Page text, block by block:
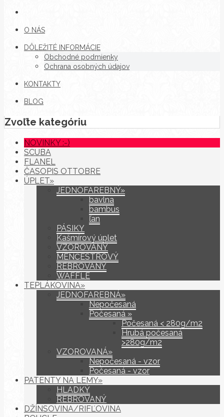
O NÁS
DÔLEŽITÉ INFORMÁCIE
Obchodné podmienky
Ochrana osobných údajov
KONTAKTY
BLOG
Zvoľte kategóriu
NOVINKY :-)
SCUBA
FLANEL
ČASOPIS OTTOBRE
ÚPLET»
JEDNOFAREBNÝ»
bavlna
bambus
ľan
PÁSIKY
Kašmírový úplet
VZOROVANÝ
MENČESTROVÝ
REBROVANÝ
WAFFLE
TEPLÁKOVINA»
JEDNOFAREBNÁ»
Nepočesaná
Počesaná »
Počesaná < 280g/m2
Hrubá počesaná
>280g/m2
VZOROVANÁ»
Nepočesaná - vzor
Počesaná - vzor
PATENTY NA LEMY»
HLADKÝ
REBROVANÝ
DŽÍNSOVINA/RIFĽOVINA